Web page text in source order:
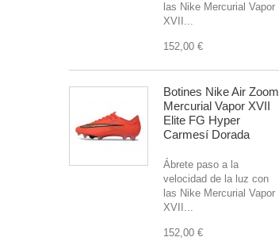
las Nike Mercurial Vapor
XVII...
152,00 €
Botines Nike Air Zoom
Mercurial Vapor XVII
Elite FG Hyper
Carmesí Dorada
Ábrete paso a la
velocidad de la luz con
las Nike Mercurial Vapor
XVII...
152,00 €